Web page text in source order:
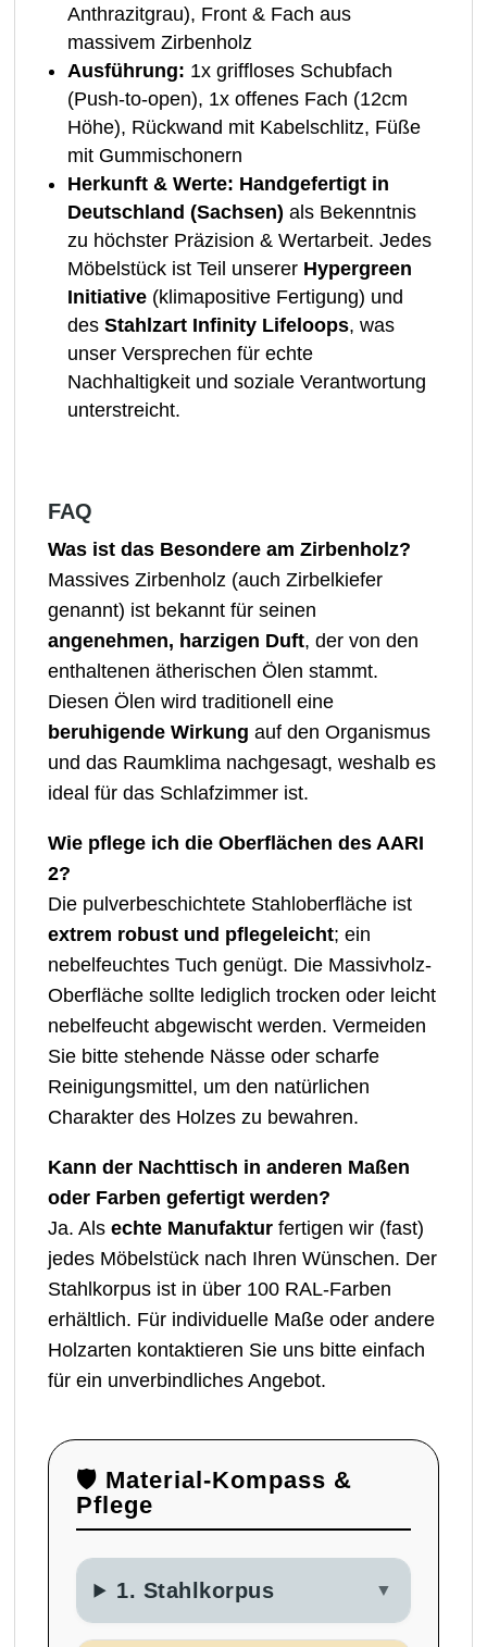
Anthrazitgrau), Front & Fach aus
massivem Zirbenholz
Ausführung: 1x griffloses Schubfach
(Push-to-open), 1x offenes Fach (12cm
Höhe), Rückwand mit Kabelschlitz, Füße
mit Gummischonern
Herkunft & Werte: Handgefertigt in
Deutschland (Sachsen) als Bekenntnis
zu höchster Präzision & Wertarbeit. Jedes
Möbelstück ist Teil unserer Hypergreen
Initiative (klimapositive Fertigung) und
desStahlzart Infinity Lifeloops, was
unser Versprechen für echte
Nachhaltigkeit und soziale Verantwortung
unterstreicht.
FAQ
Was ist das Besondere am Zirbenholz?
Massives Zirbenholz (auch Zirbelkiefer
genannt) ist bekannt für seinen
angenehmen, harzigen Duft, der von den
enthaltenen ätherischen Ölen stammt.
Diesen Ölen wird traditionell eine
beruhigende Wirkung auf den Organismus
und das Raumklima nachgesagt, weshalb es
ideal für das Schlafzimmer ist.
Wie pflege ich die Oberflächen des AARI
2?
Die pulverbeschichtete Stahloberfläche ist
extrem robust und pflegeleicht; ein
nebelfeuchtes Tuch genügt. Die Massivholz-
Oberfläche sollte lediglich trocken oder leicht
nebelfeucht abgewischt werden. Vermeiden
Sie bitte stehende Nässe oder scharfe
Reinigungsmittel, um den natürlichen
Charakter des Holzes zu bewahren.
Kann der Nachttisch in anderen Maßen
oder Farben gefertigt werden?
Ja. Alsechte Manufaktur fertigen wir (fast)
jedes Möbelstück nach Ihren Wünschen. Der
Stahlkorpus ist in über 100 RAL-Farben
erhältlich. Für individuelle Maße oder andere
Holzarten kontaktieren Sie uns bitte einfach
für ein unverbindliches Angebot.
🛡️ Material-Kompass &
Pflege
1. Stahlkorpus ▼